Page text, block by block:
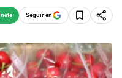
Seguir en